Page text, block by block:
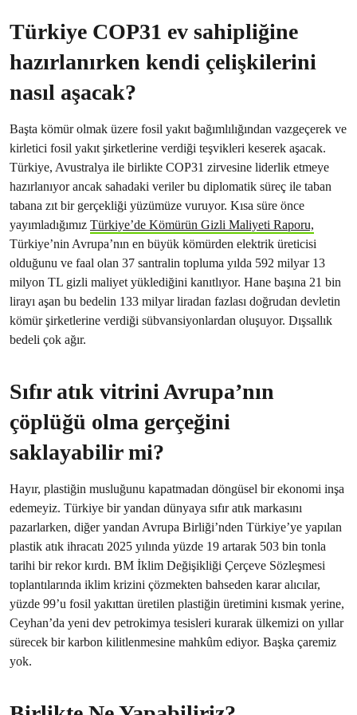
Türkiye COP31 ev sahipliğine
hazırlanırken kendi çelişkilerini
nasıl aşacak?
Başta kömür olmak üzere fosil yakıt bağımlılığından vazgeçerek ve
kirletici fosil yakıt şirketlerine verdiği teşvikleri keserek aşacak.
Türkiye, Avustralya ile birlikte COP31 zirvesine liderlik etmeye
hazırlanıyor ancak sahadaki veriler bu diplomatik süreç ile taban
tabana zıt bir gerçekliği yüzümüze vuruyor. Kısa süre önce
yayımladığımız Türkiye’de Kömürün Gizli Maliyeti Raporu,
Türkiye’nin Avrupa’nın en büyük kömürden elektrik üreticisi
olduğunu ve faal olan 37 santralin topluma yılda 592 milyar 13
milyon TL gizli maliyet yüklediğini kanıtlıyor. Hane başına 21 bin
lirayı aşan bu bedelin 133 milyar liradan fazlası doğrudan devletin
kömür şirketlerine verdiği sübvansiyonlardan oluşuyor. Dışsallık
bedeli çok ağır.
Sıfır atık vitrini Avrupa’nın
çöplüğü olma gerçeğini
saklayabilir mi?
Hayır, plastiğin musluğunu kapatmadan döngüsel bir ekonomi inşa
edemeyiz. Türkiye bir yandan dünyaya sıfır atık markasını
pazarlarken, diğer yandan Avrupa Birliği’nden Türkiye’ye yapılan
plastik atık ihracatı 2025 yılında yüzde 19 artarak 503 bin tonla
tarihi bir rekor kırdı. BM İklim Değişikliği Çerçeve Sözleşmesi
toplantılarında iklim krizini çözmekten bahseden karar alıcılar,
yüzde 99’u fosil yakıttan üretilen plastiğin üretimini kısmak yerine,
Ceyhan’da yeni dev petrokimya tesisleri kurarak ülkemizi on yıllar
sürecek bir karbon kilitlenmesine mahkûm ediyor. Başka çaremiz
yok.